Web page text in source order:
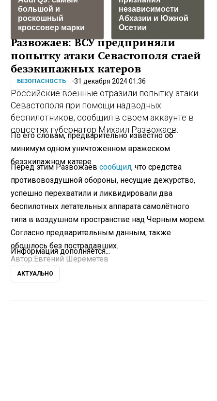
большой и
роскошный
кроссовер марки
независимости
Абхазии и Южной
Осетии
Развожаев: ВСУ предприняли
попытку атаки Севастополя стаей
безэкипажных катеров
БЕЗОПАСНОСТЬ 31 декабря 2024 01:36
Российские военные отразили попытку атаки
Севастополя при помощи надводных
беспилотников, сообщил в своем аккаунте в
соцсетях губернатор Михаил Развожаев.
По его словам, предварительно известно об
минимум одном уничтоженном вражеском
безэкипажном катере.
Перед этим Развожаевсообщил, что средства
противовоздушной обороны, несущие дежурство,
успешно перехватили и ликвидировали два
беспилотных летательных аппарата самолётного
типа в воздушном пространстве над Черным морем.
Согласно предварительным данным, также
обошлось без пострадавших.
Информация дополняется...
Автор: Евгений Шереметев
АКТУАЛЬНО